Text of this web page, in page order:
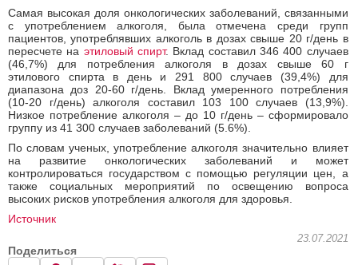
Самая высокая доля онкологических заболеваний, связанными
с употреблением алкоголя, была отмечена среди групп
пациентов, употреблявших алкоголь в дозах свыше 20 г/день в
пересчете на этиловый спирт. Вклад составил 346 400 случаев
(46,7%) для потребления алкоголя в дозах свыше 60 г
этилового спирта в день и 291 800 случаев (39,4%) для
диапазона доз 20-60 г/день. Вклад умеренного потребления
(10-20 г/день) алкоголя составил 103 100 случаев (13,9%).
Низкое потребление алкоголя – до 10 г/день – сформировало
группу из 41 300 случаев заболеваний (5.6%).
По словам ученых, употребление алкоголя значительно влияет
на развитие онкологических заболеваний и может
контролироваться государством с помощью регуляции цен, а
также социальных мероприятий по освещению вопроса
высоких рисков употребления алкоголя для здоровья.
Источник
23.07.2021
Поделиться